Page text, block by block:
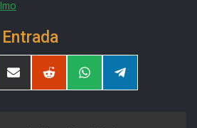
CompartirCompartirCompartirCompartir